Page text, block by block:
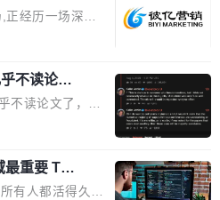
框。 它们能读取
模型，再返回一
，但总觉得差点
统里，需要填50
逻辑；比如我
额定功率
3.1与PCIe 5.1
供电线材与内置
下高阶PC主机
凑机身 钛金雕1
率，同时实现
16厘米，属于同
电源产品。小
范式转移
经历一场深刻
机构市场从2025
将突破120亿美
务市场更是从20
年的8763亿美
实——品牌对专
切。 但市场扩容
变。2026年Top
不读论文
不读论文了，而
充斥着大量过
员 Keller Jorda
不是在说风凉
知但很少公开捅
重要 Top
有人都活得久。